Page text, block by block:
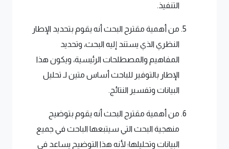
التنفيذ.
من أهمية مقترح البحث أنه يقوم بتحديد الإطار
النظري الذي يستند إليه البحث، وتحديد
المفاهيم والمصطلحات الرئيسية، ويكون هذا
الإطار بالتوفير للباحث أساس متين لـ تحليل
البيانات وتفسير النتائج.
من أهمية مقترح البحث أنه يقوم بتوضيح
منهجية البحث التي سيتبعها الباحث في جميع
البيانات وتحليلها؛ لأنه هذا التوضيح يساعد في